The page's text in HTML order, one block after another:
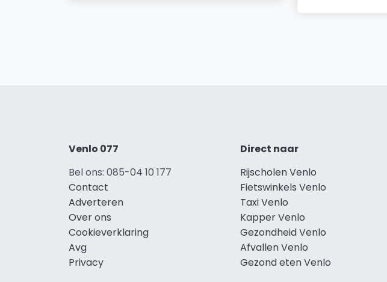
Venlo 077
Bel ons: 085-04 10 177
Contact
Adverteren
Over ons
Cookieverklaring
Avg
Privacy
Direct naar
Rijscholen Venlo
Fietswinkels Venlo
Taxi Venlo
Kapper Venlo
Gezondheid Venlo
Afvallen Venlo
Gezond eten Venlo